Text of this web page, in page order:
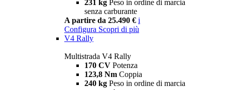
231 kg Peso in ordine di marcia
senza carburante
A partire da 25.490 € i
Configura Scopri di più
V4 Rally
Multistrada V4 Rally
170 CV Potenza
123,8 Nm Coppia
240 kg Peso in ordine di marcia